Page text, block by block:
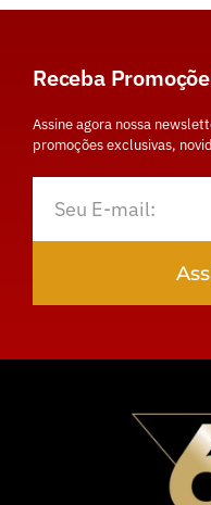
Receba
Assine agora nossa
promoções exclusivas,